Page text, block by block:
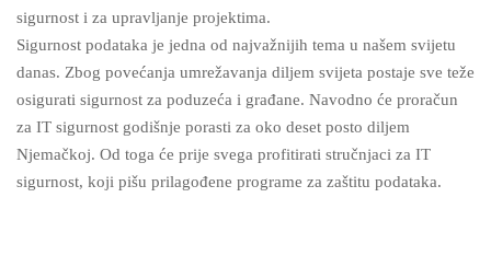
sigurnost i za upravljanje projektima.
Sigurnost podataka je jedna od najvažnijih tema u našem svijetu
danas. Zbog povećanja umrežavanja diljem svijeta postaje sve teže
osigurati sigurnost za poduzeća i građane. Navodno će proračun
za IT sigurnost godišnje porasti za oko deset posto diljem
Njemačkoj. Od toga će prije svega profitirati stručnjaci za IT
sigurnost, koji pišu prilagođene programe za zaštitu podataka.